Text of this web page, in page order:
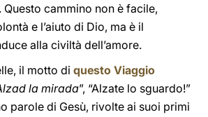
Questo cammino non è facile,
e l’aiuto di Dio, ma è il
alla civiltà dell’amore.
il motto di questo Viaggio
la mirada”, “Alzate lo sguardo!”
parole di Gesù, rivolte ai suoi primi